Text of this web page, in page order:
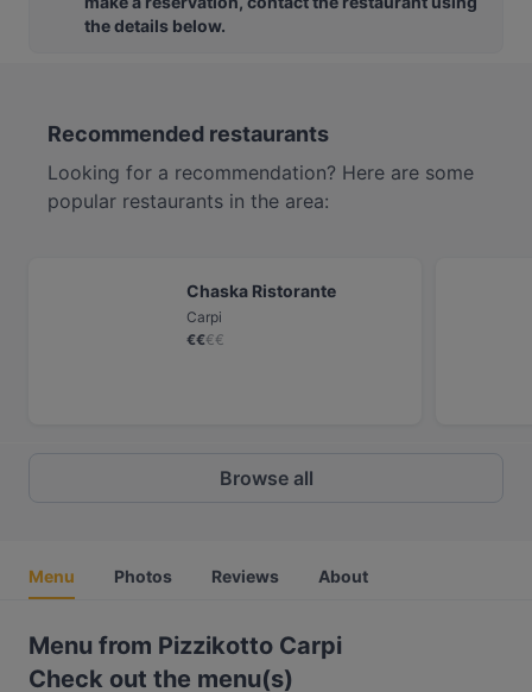
the details below.
Recommended restaurants
Looking for a recommendation? Here are some
popular restaurants in the area:
Chaska Ristorante
Carpi
€€€€
Browse all
Menu Photos Reviews About
Menu from Pizzikotto Carpi
Check out the menu(s)